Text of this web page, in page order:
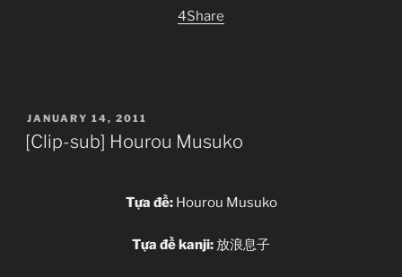
4Share
POSTED
ON
JANUARY 14, 2011
[Clip-sub] Hourou Musuko
Tựa đề:Hourou Musuko
Tựa đề kanji: 放浪息子